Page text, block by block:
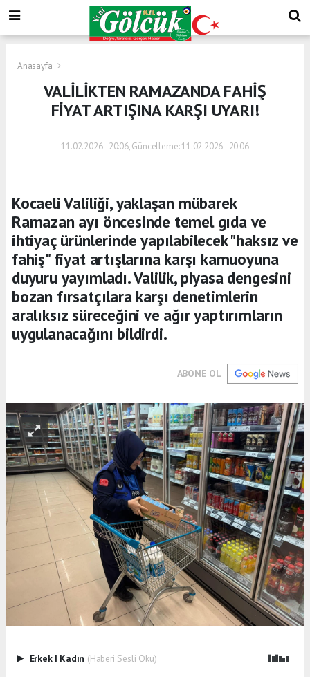
Anasayfa
VALİLİKTEN RAMAZANDA FAHİŞ
FİYAT ARTIŞINA KARŞI UYARI!
11.02.2026 - 20:06, Güncelleme: 11.02.2026 - 20:06
Kocaeli Valiliği, yaklaşan mübarek
Ramazan ayı öncesinde temel gıda ve
ihtiyaç ürünlerinde yapılabilecek "haksız ve
fahiş" fiyat artışlarına karşı kamuoyuna
duyuru yayımladı. Valilik, piyasa dengesini
bozan fırsatçılara karşı denetimlerin
aralıksız süreceğini ve ağır yaptırımların
uygulanacağını bildirdi.
ABONE OL
Erkek | Kadın (Haberi Sesli Oku)